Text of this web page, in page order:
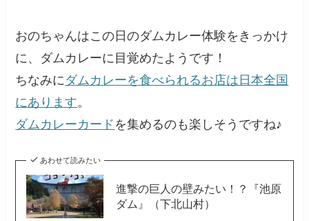
おのちゃんはこの日のダムカレー体験をきっかけ
に、ダムカレーに目覚めたようです！
ちなみにダムカレーを食べられるお店は日本全国
にあります。
ダムカレーカード を集めるのも楽しそうですね♪
あわせて読みたい
進撃の巨人の壁みたい！？『池原
ダム』（下北山村）